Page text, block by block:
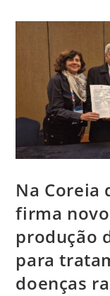
Na Coreia
firma
produção
para
doenças